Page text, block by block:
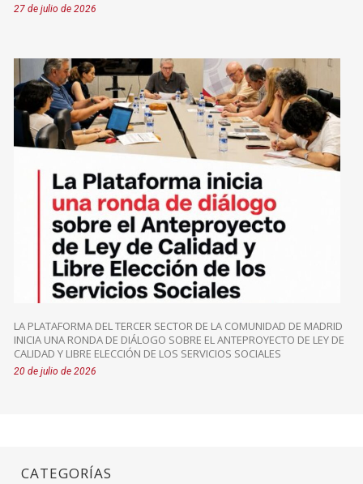
27 de julio de 2026
LA PLATAFORMA DEL TERCER SECTOR DE LA COMUNIDAD DE MADRID
INICIA UNA RONDA DE DIÁLOGO SOBRE EL ANTEPROYECTO DE LEY DE
CALIDAD Y LIBRE ELECCIÓN DE LOS SERVICIOS SOCIALES
20 de julio de 2026
CATEGORÍAS